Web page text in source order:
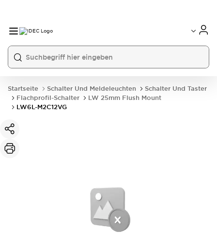
Startseite Schalter Und Meldeleuchten
Schalter Und Taster
Flachprofil-Schalter
LW 25mm Flush Mount
LW6L-M2C12VG